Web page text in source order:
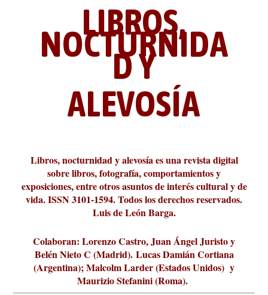
Revista Cultural Turia, númer...
10.000 pasos al día? Lo que d...
paisajística del mar de Sicil...
París
metafísicos de la novela ne...
LIBROS,
NOCTURNIDA
D Y
ALEVOSÍA
Libros, nocturnidad y alevosía es una revista digital
sobre libros, fotografía, comportamientos y
exposiciones, entre otros asuntos de interés cultural y de
vida. ISSN 3101-1594. Todos los derechos reservados.
Luis de León Barga.
Colaboran: Lorenzo Castro, Juan Ángel Juristo y
Belén Nieto C (Madrid). Lucas Damián Cortiana
(Argentina); Malcolm Larder (Estados Unidos) y
Maurizio Stefanini (Roma).